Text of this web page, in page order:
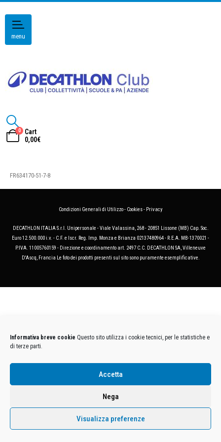
Informativa breve cookie Questo sito utilizza i cookie tecnici, per le statistiche e
di terze parti.
Accetta
Nega
Visualizza preferenze
menu
0
Cart
0,00€
FR634170-51-7-8
Condizioni Generali di Utilizzo- Cookies- Privacy
DECATHLON ITALIA S.r.l. Unipersonale - Viale Valassina, 268 - 20851 Lissone (MB) Cap. Soc.
Euro 12.500.000 i.v. - C.F. e Iscr. Reg. Imp. Monza e Brianza 02137480964 - R.E.A. MB-1370021 -
P.IVA. 11005760159 - Direzione e coordinamento art. 2497 C.C. DECATHLON SA, Villeneuve
D'Ascq, Francia Le foto dei prodotti presenti sul sito sono puramente esemplificative.